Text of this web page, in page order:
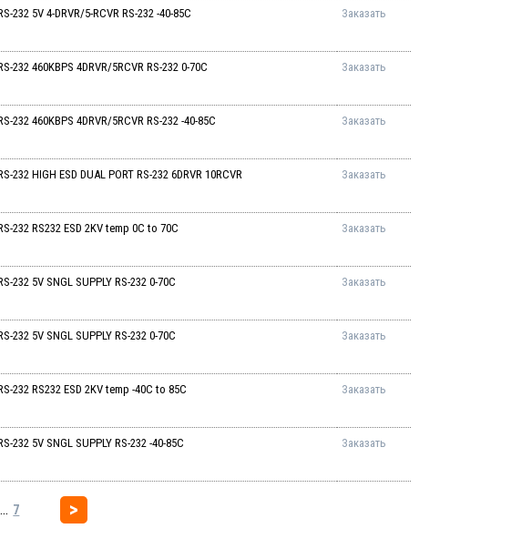
232 5V 4-DRVR/5-RCVR RS-232 -40-85C Заказать
232 460KBPS 4DRVR/5RCVR RS-232 0-70C Заказать
232 460KBPS 4DRVR/5RCVR RS-232 -40-85C Заказать
232 HIGH ESD DUAL PORT RS-232 6DRVR 10RCVR Заказать
232 RS232 ESD 2KV temp 0C to 70C Заказать
232 5V SNGL SUPPLY RS-232 0-70C Заказать
232 5V SNGL SUPPLY RS-232 0-70C Заказать
232 RS232 ESD 2KV temp -40C to 85C Заказать
232 5V SNGL SUPPLY RS-232 -40-85C Заказать
... 7